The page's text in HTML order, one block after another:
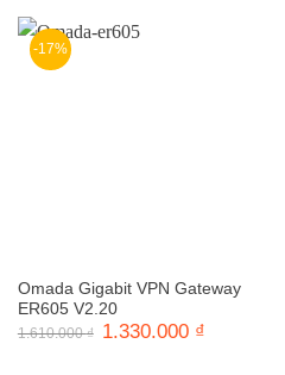
-17%
Omada Gigabit VPN Gateway
ER605 V2.20
1.610.000₫ Giá
gốc
1.330.000 ₫